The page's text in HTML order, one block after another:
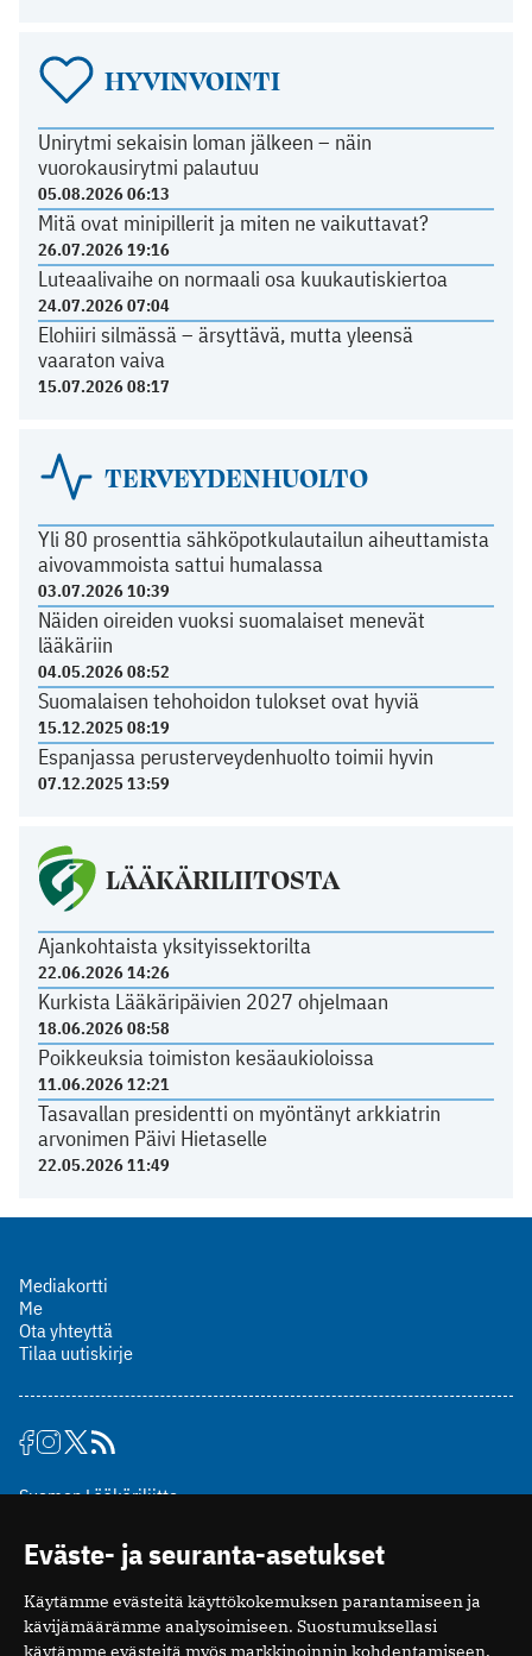
HYVINVOINTI
Unirytmi sekaisin loman jälkeen – näin
vuorokausirytmi palautuu
05.08.2026 06:13
Mitä ovat minipillerit ja miten ne vaikuttavat?
26.07.2026 19:16
Luteaalivaihe on normaali osa kuukautiskiertoa
24.07.2026 07:04
Elohiiri silmässä – ärsyttävä, mutta yleensä
vaaraton vaiva
15.07.2026 08:17
TERVEYDENHUOLTO
Yli 80 prosenttia sähköpotkulautailun aiheuttamista
aivovammoista sattui humalassa
03.07.2026 10:39
Näiden oireiden vuoksi suomalaiset menevät
lääkäriin
04.05.2026 08:52
Suomalaisen tehohoidon tulokset ovat hyviä
15.12.2025 08:19
Espanjassa perusterveydenhuolto toimii hyvin
07.12.2025 13:59
LÄÄKÄRILIITOSTA
Ajankohtaista yksityissektorilta
22.06.2026 14:26
Kurkista Lääkäripäivien 2027 ohjelmaan
18.06.2026 08:58
Poikkeuksia toimiston kesäaukioloissa
11.06.2026 12:21
Tasavallan presidentti on myöntänyt arkkiatrin
arvonimen Päivi Hietaselle
22.05.2026 11:49
Mediakortti
Me
Ota yhteyttä
Tilaa uutiskirje
Suomen Lääkäriliitto
00510 Helsinki
puh. (09) 393 091
toimitus@potilaanlaakarilehti.fi
Eväste- ja seuranta-asetukset
Käytämme evästeitä käyttökokemuksen parantamiseen ja
kävijämäärämme analysoimiseen. Suostumuksellasi
käytämme evästeitä myös markkinoinnin kohdentamiseen.